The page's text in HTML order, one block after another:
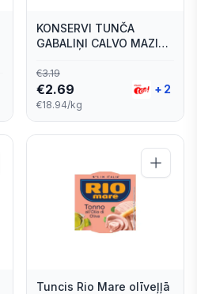
KONSERVI TUNČA
GABALIŅI CALVO MAZIE
€3.19
€2.69
€18.94/kg
+ 2
Tuncis Rio Mare olīveļļā